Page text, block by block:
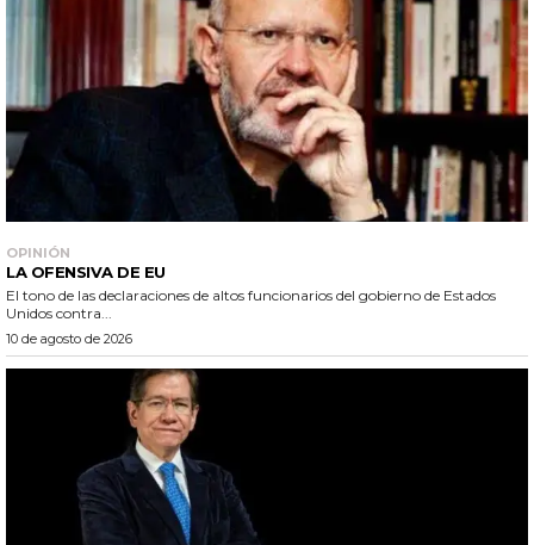
OPINIÓN
LA OFENSIVA DE EU
El tono de las declaraciones de altos funcionarios del gobierno de Estados
Unidos contra...
10 de agosto de 2026